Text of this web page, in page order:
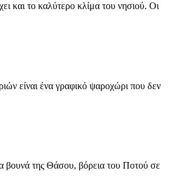
και το καλύτερο κλίμα του νησιού. Οι
είναι ένα γραφικό ψαροχώρι που δεν
βουνά της Θάσου, βόρεια του Ποτού σε